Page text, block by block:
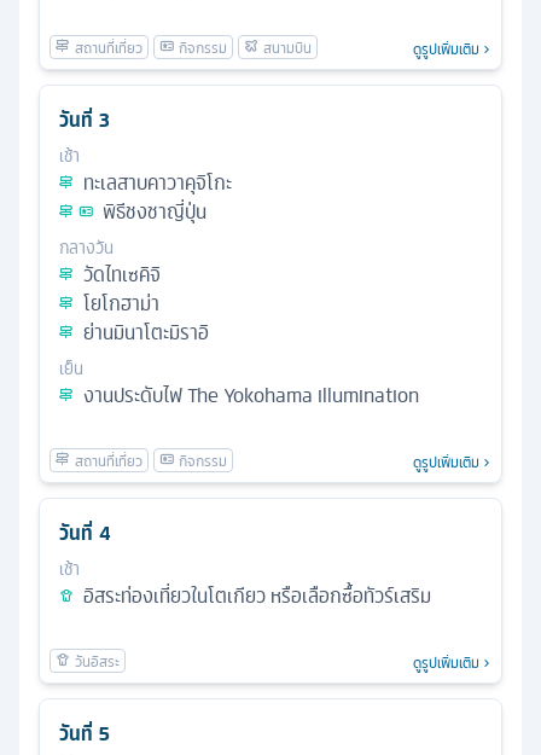
ดูรูปเพิ่มเติม
วันที่ 3
เช้า
ทะเลสาบคาวาคุจิโกะ
พิธีชงชาญี่ปุ่น
กลางวัน
วัดไทเซคิจิ
โยโกฮาม่า
ย่านมินาโตะมิราอิ
เย็น
งานประดับไฟ The Yokohama illumination
ดูรูปเพิ่มเติม
วันที่ 4
เช้า
อิสระท่องเที่ยวในโตเกียว หรือเลือกซื้อทัวร์เสริม
ดูรูปเพิ่มเติม
วันที่ 5